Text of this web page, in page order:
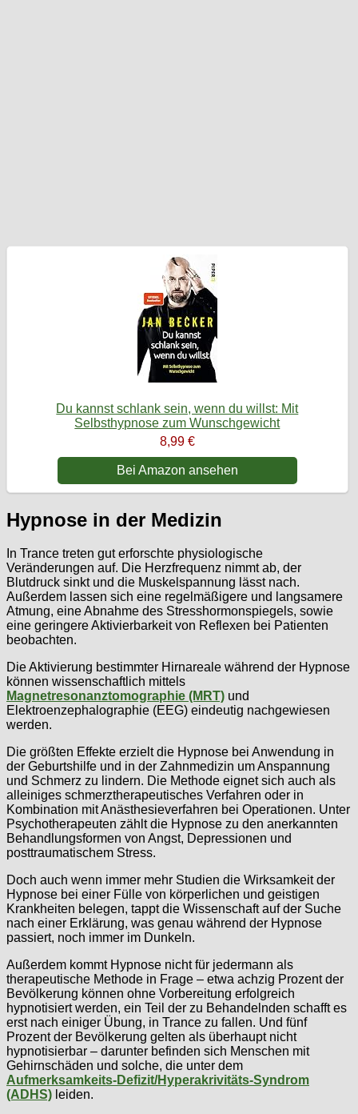
Du kannst schlank sein, wenn du willst: Mit
Selbsthypnose zum Wunschgewicht
8,99 €
Bei Amazon ansehen
Hypnose in der Medizin
In Trance treten gut erforschte physiologische
Veränderungen auf. Die Herzfrequenz nimmt ab, der
Blutdruck sinkt und die Muskelspannung lässt nach.
Außerdem lassen sich eine regelmäßigere und langsamere
Atmung, eine Abnahme des Stresshormonspiegels, sowie
eine geringere Aktivierbarkeit von Reflexen bei Patienten
beobachten.
Die Aktivierung bestimmter Hirnareale während der Hypnose
können wissenschaftlich mittels
Magnetresonanztomographie (MRT) und
Elektroenzephalographie (EEG) eindeutig nachgewiesen
werden.
Die größten Effekte erzielt die Hypnose bei Anwendung in
der Geburtshilfe und in der Zahnmedizin um Anspannung
und Schmerz zu lindern. Die Methode eignet sich auch als
alleiniges schmerztherapeutisches Verfahren oder in
Kombination mit Anästhesieverfahren bei Operationen. Unter
Psychotherapeuten zählt die Hypnose zu den anerkannten
Behandlungsformen von Angst, Depressionen und
posttraumatischem Stress.
Doch auch wenn immer mehr Studien die Wirksamkeit der
Hypnose bei einer Fülle von körperlichen und geistigen
Krankheiten belegen, tappt die Wissenschaft auf der Suche
nach einer Erklärung, was genau während der Hypnose
passiert, noch immer im Dunkeln.
Außerdem kommt Hypnose nicht für jedermann als
therapeutische Methode in Frage – etwa achzig Prozent der
Bevölkerung können ohne Vorbereitung erfolgreich
hypnotisiert werden, ein Teil der zu Behandelnden schafft es
erst nach einiger Übung, in Trance zu fallen. Und fünf
Prozent der Bevölkerung gelten als überhaupt nicht
hypnotisierbar – darunter befinden sich Menschen mit
Gehirnschäden und solche, die unter dem
Aufmerksamkeits-Defizit/Hyperakrivitäts-Syndrom
(ADHS) leiden.